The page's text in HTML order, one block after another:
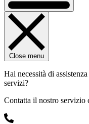
Close menu
Hai necessità di
servizi?
Contatta il nostro servizio